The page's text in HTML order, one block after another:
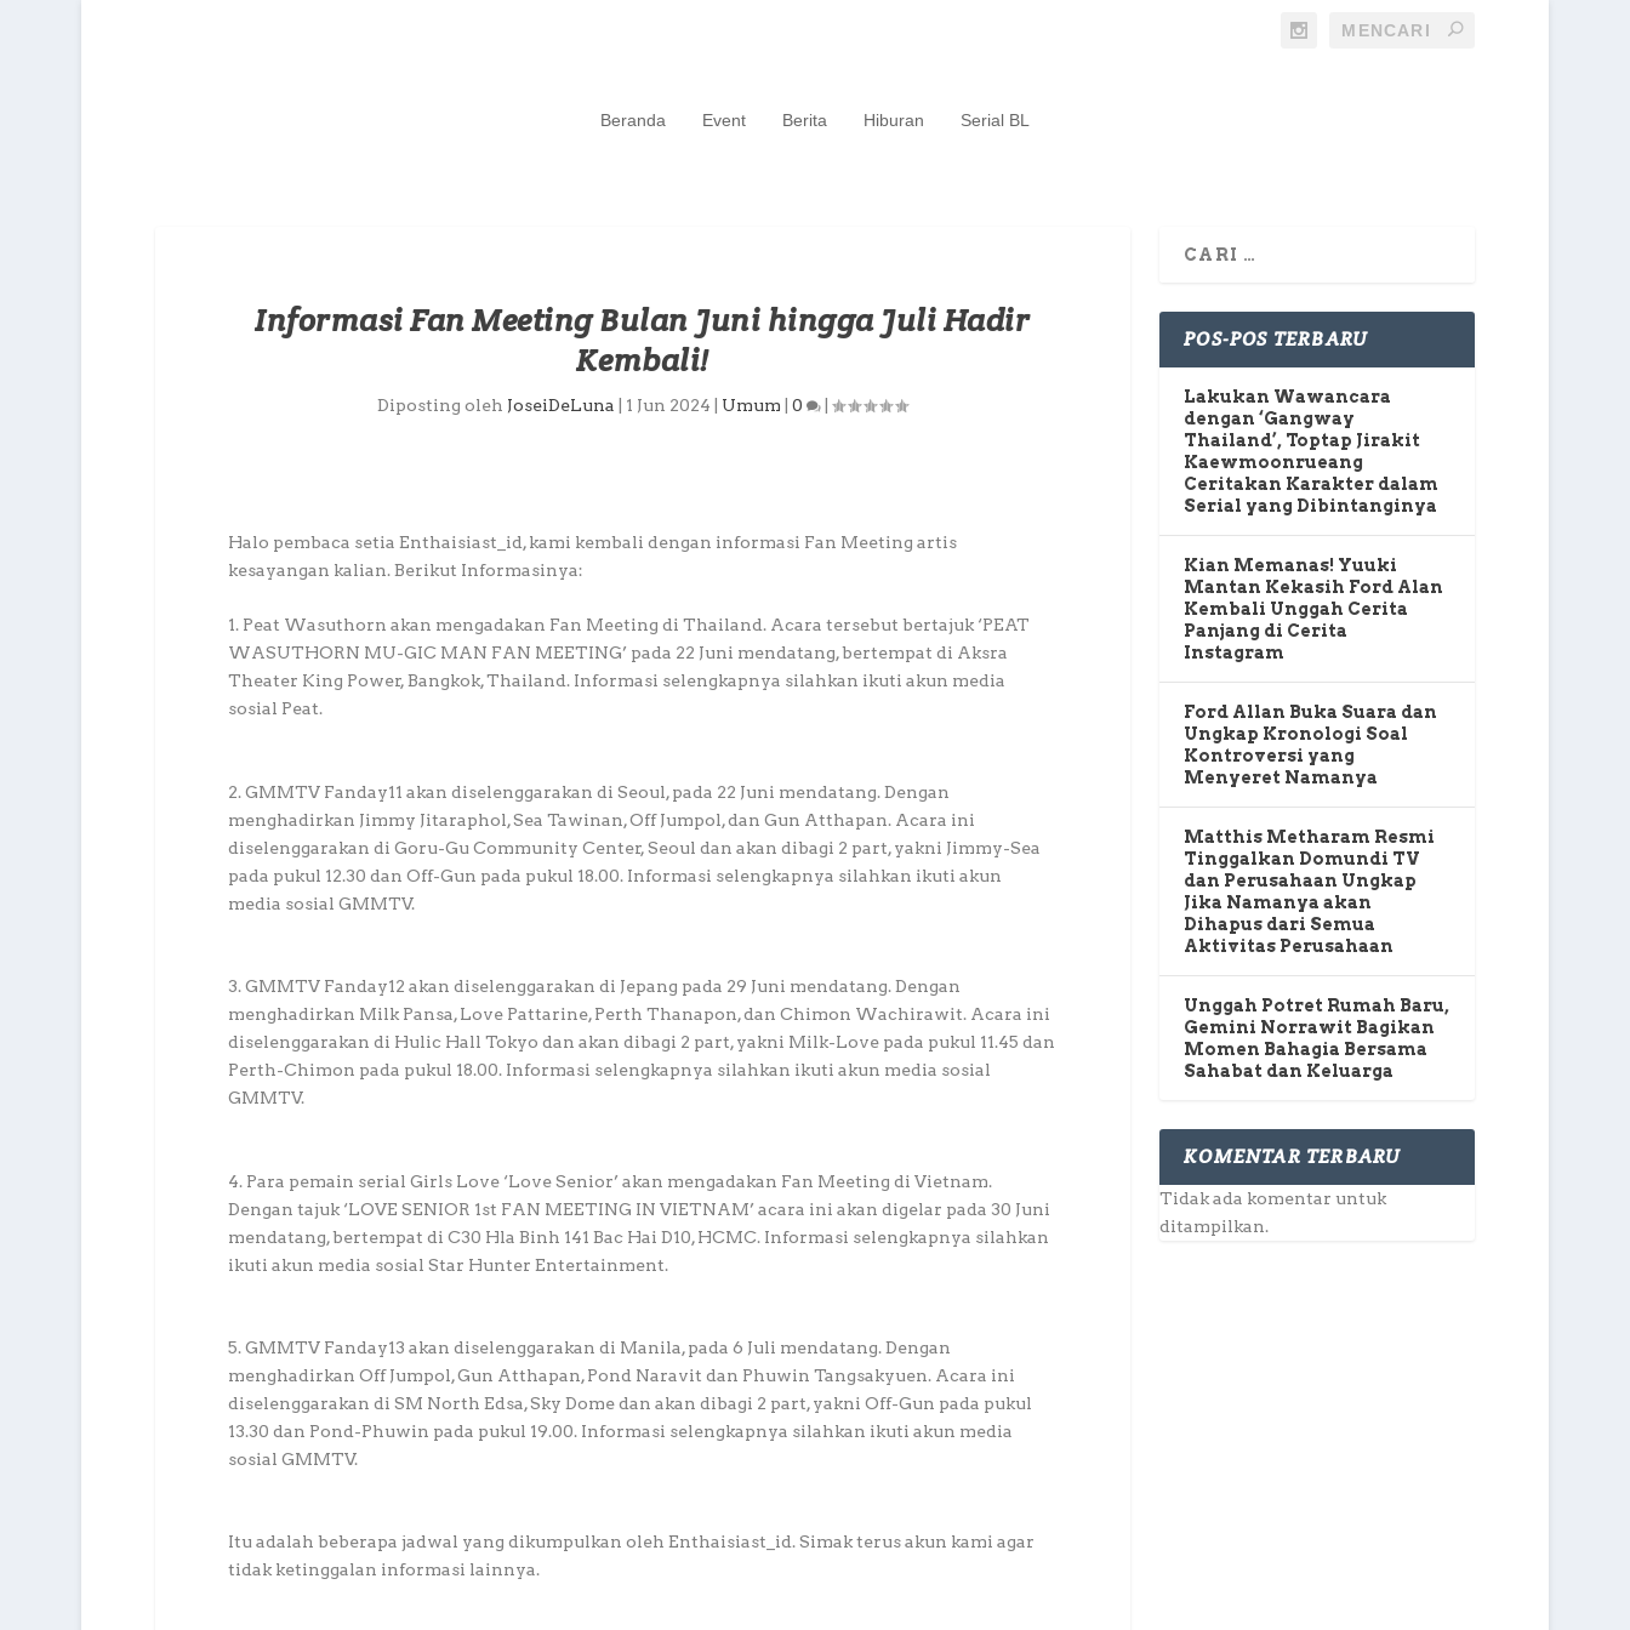
Beranda Event Berita Hiburan Serial BL
Informasi Fan Meeting Bulan Juni hingga Juli Hadir
Kembali!
Diposting oleh JoseiDeLuna 1 Jun 2024 Umum |0 |
Halo pembaca setia Enthaisiast_id, kami kembali dengan informasi Fan Meeting artis
kesayangan kalian. Berikut Informasinya:
1. Peat Wasuthorn akan mengadakan Fan Meeting di Thailand. Acara tersebut bertajuk ‘PEAT
WASUTHORN MU-GIC MAN FAN MEETING’ pada 22 Juni mendatang, bertempat di Aksra
Theater King Power, Bangkok, Thailand. Informasi selengkapnya silahkan ikuti akun media
sosial Peat.
2. GMMTV Fanday11 akan diselenggarakan di Seoul, pada 22 Juni mendatang. Dengan
menghadirkan Jimmy Jitaraphol, Sea Tawinan, Off Jumpol, dan Gun Atthapan. Acara ini
diselenggarakan di Goru-Gu Community Center, Seoul dan akan dibagi 2 part, yakni Jimmy-Sea
pada pukul 12.30 dan Off-Gun pada pukul 18.00. Informasi selengkapnya silahkan ikuti akun
media sosial GMMTV.
3. GMMTV Fanday12 akan diselenggarakan di Jepang pada 29 Juni mendatang. Dengan
menghadirkan Milk Pansa, Love Pattarine, Perth Thanapon, dan Chimon Wachirawit. Acara ini
diselenggarakan di Hulic Hall Tokyo dan akan dibagi 2 part, yakni Milk-Love pada pukul 11.45 dan
Perth-Chimon pada pukul 18.00. Informasi selengkapnya silahkan ikuti akun media sosial
GMMTV.
4. Para pemain serial Girls Love ‘Love Senior’ akan mengadakan Fan Meeting di Vietnam.
Dengan tajuk ‘LOVE SENIOR 1st FAN MEETING IN VIETNAM’ acara ini akan digelar pada 30 Juni
mendatang, bertempat di C30 Hla Binh 141 Bac Hai D10, HCMC. Informasi selengkapnya silahkan
ikuti akun media sosial Star Hunter Entertainment.
5. GMMTV Fanday13 akan diselenggarakan di Manila, pada 6 Juli mendatang. Dengan
menghadirkan Off Jumpol, Gun Atthapan, Pond Naravit dan Phuwin Tangsakyuen. Acara ini
diselenggarakan di SM North Edsa, Sky Dome dan akan dibagi 2 part, yakni Off-Gun pada pukul
13.30 dan Pond-Phuwin pada pukul 19.00. Informasi selengkapnya silahkan ikuti akun media
sosial GMMTV.
Itu adalah beberapa jadwal yang dikumpulkan oleh Enthaisiast_id. Simak terus akun kami agar
tidak ketinggalan informasi lainnya.
POS-POS TERBARU
Lakukan Wawancara
dengan ‘Gangway
Thailand’, Toptap Jirakit
Kaewmoonrueang
Ceritakan Karakter dalam
Serial yang Dibintanginya
Kian Memanas! Yuuki
Mantan Kekasih Ford Alan
Kembali Unggah Cerita
Panjang di Cerita
Instagram
Ford Allan Buka Suara dan
Ungkap Kronologi Soal
Kontroversi yang
Menyeret Namanya
Matthis Metharam Resmi
Tinggalkan Domundi TV
dan Perusahaan Ungkap
Jika Namanya akan
Dihapus dari Semua
Aktivitas Perusahaan
Unggah Potret Rumah Baru,
Gemini Norrawit Bagikan
Momen Bahagia Bersama
Sahabat dan Keluarga
KOMENTAR TERBARU
Tidak ada komentar untuk
ditampilkan.